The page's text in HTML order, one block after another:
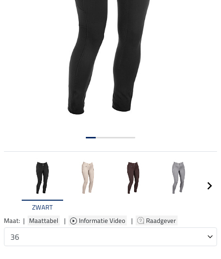
ZWART
Maat: | Maattabel | Informatie Video | Raadgever